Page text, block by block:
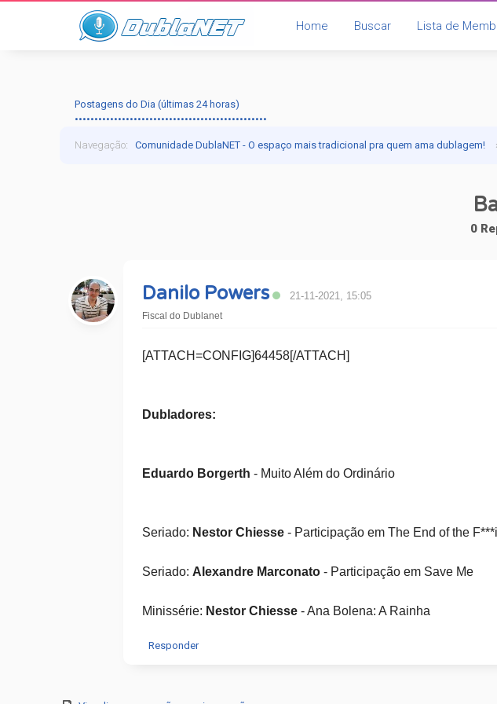
Home Buscar Lista de
Postagens do Dia (últimas 24 horas)
•••••••••••••••••••••••••••••••••••••••••••••••••
Navegação:Comunidade DublaNET - O espaço mais tradicional pra quem ama dublagem! ›
0
Danilo Powers 21-11-2021, 15:05
Fiscal do Dublanet
[ATTACH=CONFIG]64458[/ATTACH]
Dubladores:
Eduardo Borgerth - Muito Além do Ordinário
Seriado: Nestor Chiesse- Participação em The End of the
Seriado: Alexandre Marconato- Participação em Save Me
Minissérie: Nestor Chiesse- Ana Bolena: A Rainha
Responder